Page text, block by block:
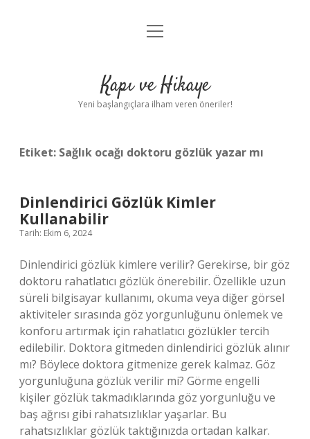
Anasayfa
Yasal Uyarı
menüyü
Kapı ve Hikaye
Yeni başlangıçlara ilham veren öneriler!
Etiket: Sağlık ocağı doktoru gözlük yazar mı
Dinlendirici Gözlük Kimler
Kullanabilir
Tarih: Ekim 6, 2024
Dinlendirici gözlük kimlere verilir? Gerekirse, bir göz
doktoru rahatlatıcı gözlük önerebilir. Özellikle uzun
süreli bilgisayar kullanımı, okuma veya diğer görsel
aktiviteler sırasında göz yorgunluğunu önlemek ve
konforu artırmak için rahatlatıcı gözlükler tercih
edilebilir. Doktora gitmeden dinlendirici gözlük alınır
mı? Böylece doktora gitmenize gerek kalmaz. Göz
yorgunluğuna gözlük verilir mi? Görme engelli
kişiler gözlük takmadıklarında göz yorgunluğu ve
baş ağrısı gibi rahatsızlıklar yaşarlar. Bu
rahatsızlıklar gözlük taktığınızda ortadan kalkar.